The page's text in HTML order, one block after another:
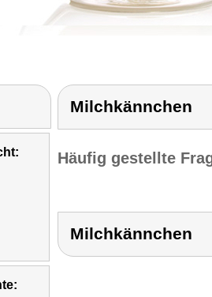
Milchkännchen
Häufig gestellte
Milchkännchen